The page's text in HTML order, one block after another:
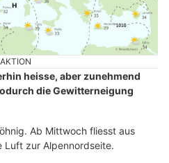
heisse, aber zunehmend
die Gewitterneigung
Ab Mittwoch fliesst aus
Luft zur Alpennordseite.